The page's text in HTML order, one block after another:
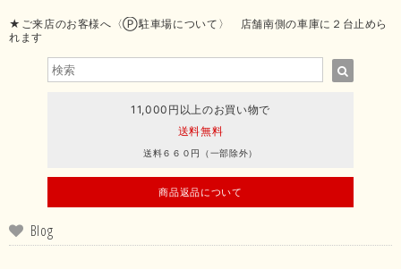
★ご来店のお客様へ〈Ⓟ駐車場について〉 店舗南側の車庫に２台止めら
れます
11,000円以上のお買い物で
送料無料
送料６６０円（一部除外）
商品返品について
Blog